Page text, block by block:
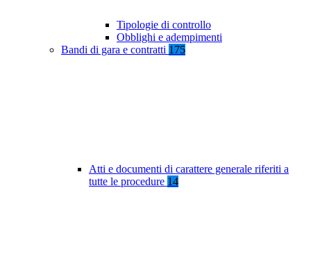
Tipologie di controllo
Obblighi e adempimenti
Bandi di gara e contratti 175
Atti e documenti di carattere generale riferiti a
tutte le procedure 14